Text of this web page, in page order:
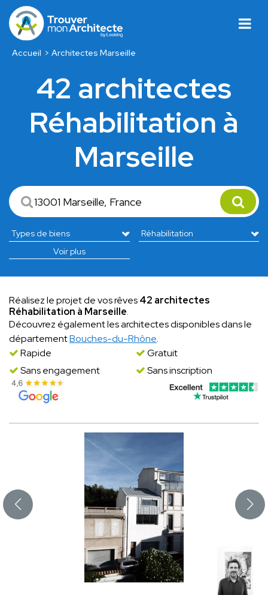
Accueil Architectes Marseille
42 architectes
Réhabilitation à
Marseille
Voir plus
Réalisez le projet de vos rêves42 architectes
Réhabilitation à Marseille.
Découvrez également les architectes disponibles dans le
départementBouches-du-Rhône.
Rapide
Gratuit
Sans engagement
Sans inscription